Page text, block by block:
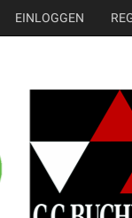
EINLOGGEN